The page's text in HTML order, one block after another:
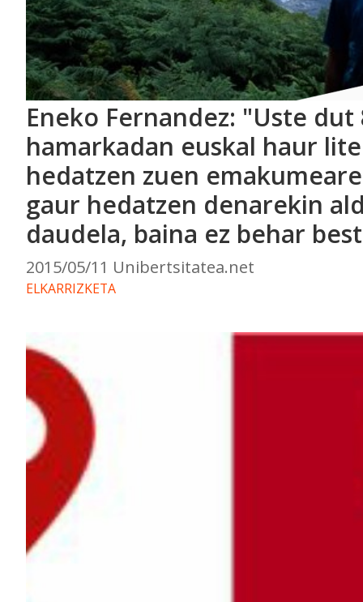
Eneko Fernandez: "Uste dut
hamarkadan euskal haur
hedatzen zuen
gaur hedatzen denarekin
daudela, baina ez behar
2015/05/11 Unibertsitatea.net
ELKARRIZKETA